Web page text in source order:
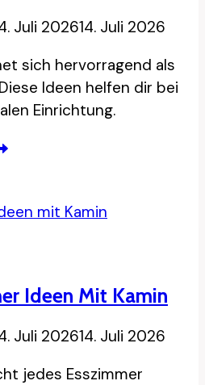
Juli 202614. Juli 2026
sich hervorragend als
Ideen helfen dir bei
Einrichtung.
Ideen Mit Kamin
Juli 202614. Juli 2026
jedes Esszimmer